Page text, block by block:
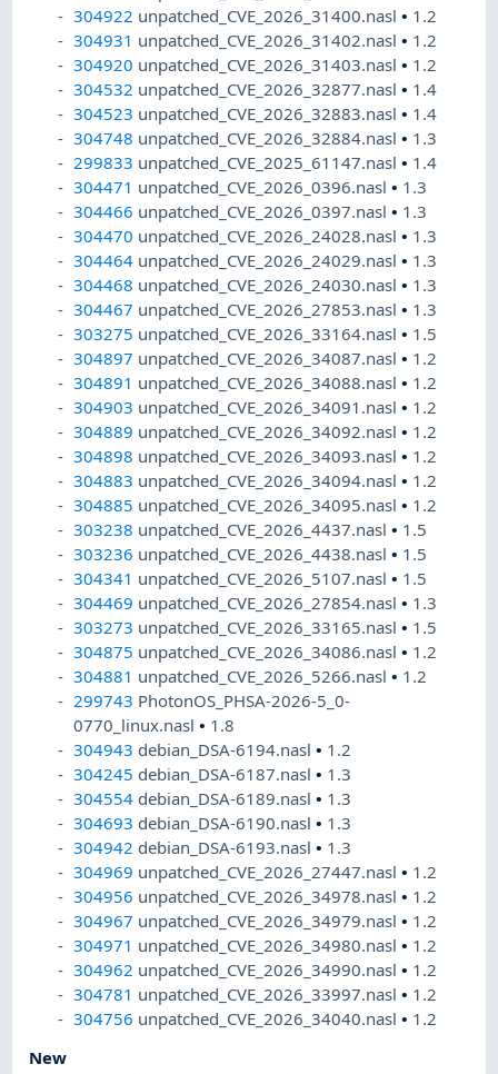
304922 unpatched_CVE_2026_31400.nasl• 1.2
304931 unpatched_CVE_2026_31402.nasl• 1.2
304920 unpatched_CVE_2026_31403.nasl• 1.2
304532 unpatched_CVE_2026_32877.nasl• 1.4
304523 unpatched_CVE_2026_32883.nasl• 1.4
304748 unpatched_CVE_2026_32884.nasl• 1.3
299833 unpatched_CVE_2025_61147.nasl• 1.4
304471 unpatched_CVE_2026_0396.nasl• 1.3
304466 unpatched_CVE_2026_0397.nasl• 1.3
304470 unpatched_CVE_2026_24028.nasl• 1.3
304464 unpatched_CVE_2026_24029.nasl• 1.3
304468 unpatched_CVE_2026_24030.nasl• 1.3
304467 unpatched_CVE_2026_27853.nasl• 1.3
303275 unpatched_CVE_2026_33164.nasl• 1.5
304897 unpatched_CVE_2026_34087.nasl• 1.2
304891 unpatched_CVE_2026_34088.nasl• 1.2
304903 unpatched_CVE_2026_34091.nasl• 1.2
304889 unpatched_CVE_2026_34092.nasl• 1.2
304898 unpatched_CVE_2026_34093.nasl• 1.2
304883 unpatched_CVE_2026_34094.nasl• 1.2
304885 unpatched_CVE_2026_34095.nasl• 1.2
303238 unpatched_CVE_2026_4437.nasl• 1.5
303236 unpatched_CVE_2026_4438.nasl• 1.5
304341 unpatched_CVE_2026_5107.nasl• 1.5
304469 unpatched_CVE_2026_27854.nasl• 1.3
303273 unpatched_CVE_2026_33165.nasl• 1.5
304875 unpatched_CVE_2026_34086.nasl• 1.2
304881 unpatched_CVE_2026_5266.nasl• 1.2
299743 PhotonOS_PHSA-2026-5_0-
0770_linux.nasl• 1.8
304943 debian_DSA-6194.nasl• 1.2
304245 debian_DSA-6187.nasl• 1.3
304554 debian_DSA-6189.nasl• 1.3
304693 debian_DSA-6190.nasl• 1.3
304942 debian_DSA-6193.nasl• 1.3
304969 unpatched_CVE_2026_27447.nasl• 1.2
304956 unpatched_CVE_2026_34978.nasl• 1.2
304967 unpatched_CVE_2026_34979.nasl• 1.2
304971 unpatched_CVE_2026_34980.nasl• 1.2
304962 unpatched_CVE_2026_34990.nasl• 1.2
304781 unpatched_CVE_2026_33997.nasl• 1.2
304756 unpatched_CVE_2026_34040.nasl• 1.2
New